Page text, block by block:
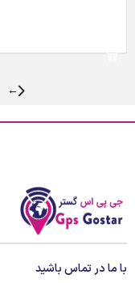
←
با ما در تماس باشید